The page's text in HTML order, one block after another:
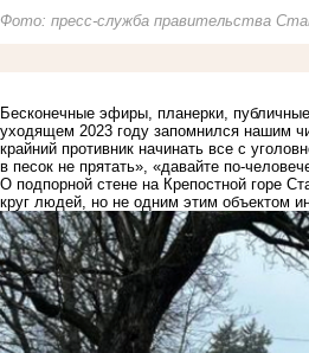
Фото: пресс-служба правительства
Бесконечные эфиры, планерки,
уходящем 2023 году запомнился нашим
крайний противник начинать все с
в песок не прятать», «давайте по-
О подпорной стене на Крепостной горе
круг людей, но не одним этим объектом